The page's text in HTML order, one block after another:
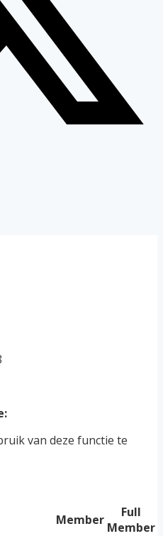
van deze functie te
Member
Full
Member